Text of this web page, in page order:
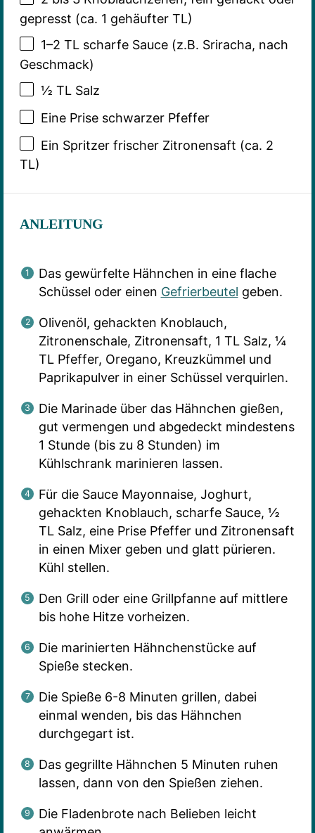
gepresst (ca. 1 gehäufter TL)
1–2 TL scharfe Sauce (z.B. Sriracha, nach
Geschmack)
½ TL Salz
Eine Prise schwarzer Pfeffer
Ein Spritzer frischer Zitronensaft (ca. 2
TL)
ANLEITUNG
Das gewürfelte Hähnchen in eine flache
Schüssel oder einen Gefrierbeutel geben.
Olivenöl, gehackten Knoblauch,
Zitronenschale, Zitronensaft, 1 TL Salz, ¼
TL Pfeffer, Oregano, Kreuzkümmel und
Paprikapulver in einer Schüssel verquirlen.
Die Marinade über das Hähnchen gießen,
gut vermengen und abgedeckt mindestens
1 Stunde (bis zu 8 Stunden) im
Kühlschrank marinieren lassen.
Für die Sauce Mayonnaise, Joghurt,
gehackten Knoblauch, scharfe Sauce, ½
TL Salz, eine Prise Pfeffer und Zitronensaft
in einen Mixer geben und glatt pürieren.
Kühl stellen.
Den Grill oder eine Grillpfanne auf mittlere
bis hohe Hitze vorheizen.
Die marinierten Hähnchenstücke auf
Spieße stecken.
Die Spieße 6-8 Minuten grillen, dabei
einmal wenden, bis das Hähnchen
durchgegart ist.
Das gegrillte Hähnchen 5 Minuten ruhen
lassen, dann von den Spießen ziehen.
Die Fladenbrote nach Belieben leicht